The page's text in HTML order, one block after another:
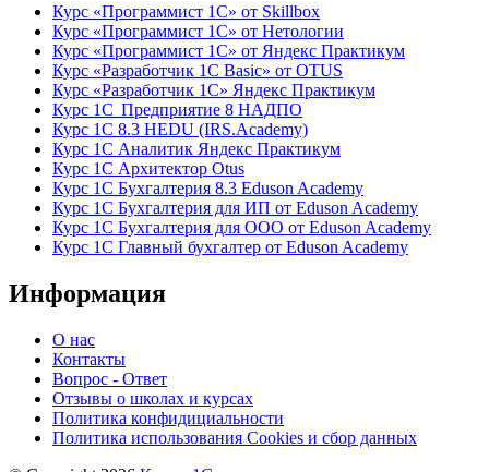
Курс «Программист 1С» от Skillbox
Курс «Программист 1С» от Нетологии
Курс «Программист 1С» от Яндекс Практикум
Курс «Разработчик 1С Basic» от OTUS
Курс «Разработчик 1С» Яндекс Практикум
Курс 1С Предприятие 8 НАДПО
Курс 1С 8.3 HEDU (IRS.Academy)
Курс 1С Аналитик Яндекс Практикум
Курс 1С Архитектор Otus
Курс 1С Бухгалтерия 8.3 Eduson Academy
Курс 1С Бухгалтерия для ИП от Eduson Academy
Курс 1С Бухгалтерия для ООО от Eduson Academy
Курс 1С Главный бухгалтер от Eduson Academy
Информация
О нас
Контакты
Вопрос - Ответ
Отзывы о школах и курсах
Политика конфидициальности
Политика использования Cookies и сбор данных